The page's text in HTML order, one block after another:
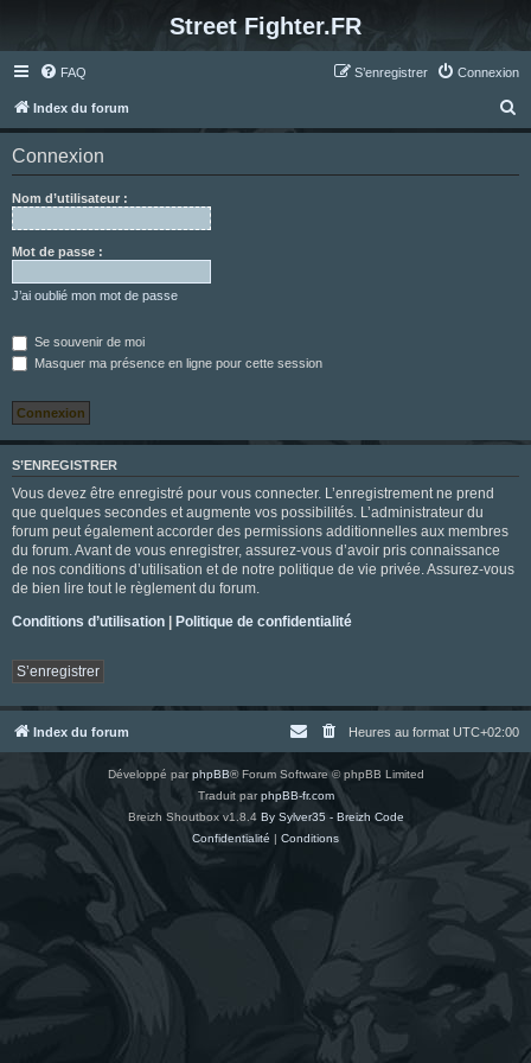
Street Fighter.FR
FAQ Connexion
S’enregistrer
Index du forum
e
Connexion
Nom d’utilisateur :
Mot de passe :
J’ai oublié mon mot de passe
Se souvenir de moi
Masquer ma présence en ligne pour cette session
S’ENREGISTRER
Vous devez être enregistré pour vous connecter. L’enregistrement ne prend
que quelques secondes et augmente vos possibilités. L’administrateur du
forum peut également accorder des permissions additionnelles aux membres
du forum. Avant de vous enregistrer, assurez-vous d’avoir pris connaissance
de nos conditions d’utilisation et de notre politique de vie privée. Assurez-vous
de bien lire tout le règlement du forum.
Conditions d’utilisation | Politique de confidentialité
S’enregistrer
Index du forum Heures au format UTC+02:00
Développé parphpBB® Forum Software © phpBB Limited
Traduit parphpBB-fr.com
Breizh Shoutbox v1.8.4 By Sylver35 - Breizh Code
Confidentialité | Conditions